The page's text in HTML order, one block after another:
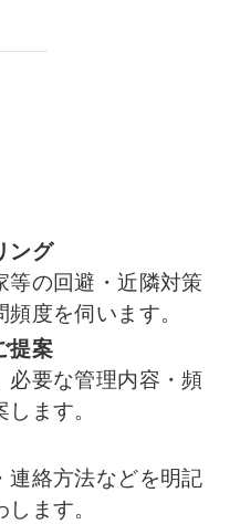
ング
等の回避・近隣対策
度を伺います。
提案
必要な管理内容・頻
ます。
連絡方法などを明記
ます。